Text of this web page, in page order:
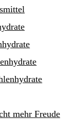
mehr Freude